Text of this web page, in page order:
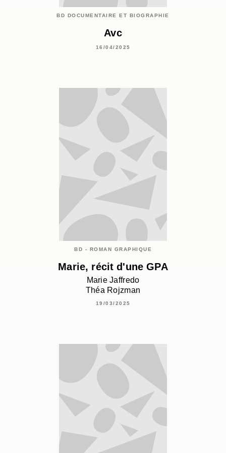
BD DOCUMENTAIRE ET BIOGRAPHIE
Avc
16/04/2025
BD - ROMAN GRAPHIQUE
Marie, récit d'une GPA
Marie Jaffredo
Théa Rojzman
19/03/2025